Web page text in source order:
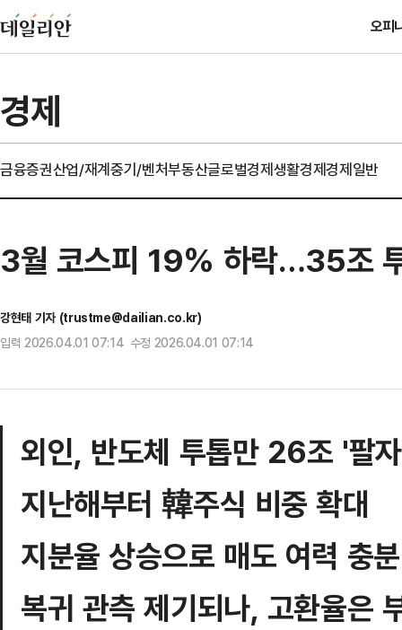
오피
경제
금융증권산업/재계중기/벤처부동산글로벌경제생활경제경제일반
3월 코스피 19% 하락…35조
강현태 기자 (trustme@dailian.co.kr)
입력 2026.04.01 07:14 수정 2026.04.01 07:14
외인, 반도체 투톱만 26조 '팔
지난해부터 韓주식 비중 확대
지분율 상승으로 매도 여력 충분
복귀 관측 제기되나, 고환율은